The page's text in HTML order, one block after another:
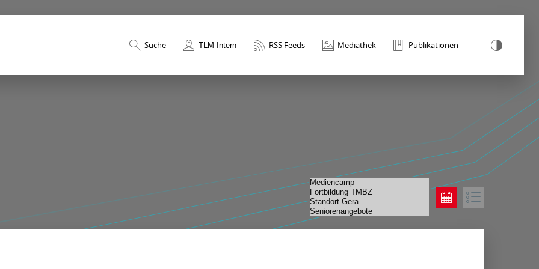
Suche TLM Intern RSS Feeds Mediathek Publikationen